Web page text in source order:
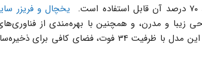
زیبا و مدرن، و همچنین با بهره‌مندی از
ایده‌آل است. این مدل با ظرفیت 34 فوت، فضای